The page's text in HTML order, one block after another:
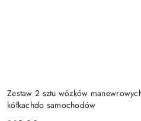
Zestaw 2 sztu wózków
kółkachdo samochodów